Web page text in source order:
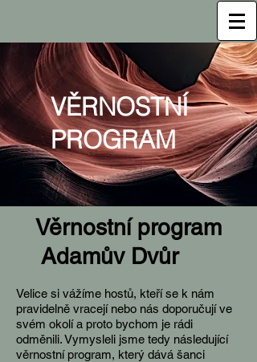
VĚRNOSTNÍ
PROGRAM
Věrnostní program
Adamův Dvůr
Velice si vážíme hostů, kteří se k nám
pravidelně vracejí nebo nás doporučují ve
svém okolí a proto bychom je rádi
odměnili. Vymysleli jsme tedy následující
věrnostní program, který dává šanci